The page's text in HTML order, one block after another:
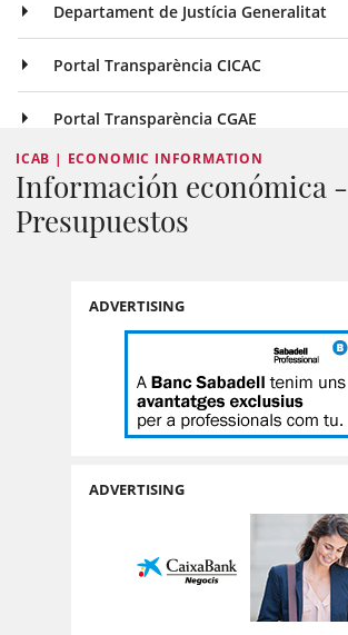
Departament de Justícia Generalitat
Portal Transparència CICAC
Portal Transparència CGAE
ICAB | ECONOMIC INFORMATION
Información económica -
Presupuestos
ADVERTISING
ADVERTISING